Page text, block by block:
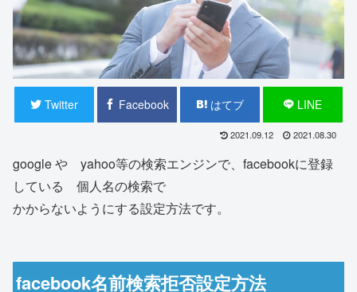
Twitter Facebook はてブ LINE
2021.09.12 2021.08.30
google や yahoo等の検索エンジンで、facebookに登録
している 個人名の検索で
かからないようにする設定方法です。
facebook名前検索拒否設定方法